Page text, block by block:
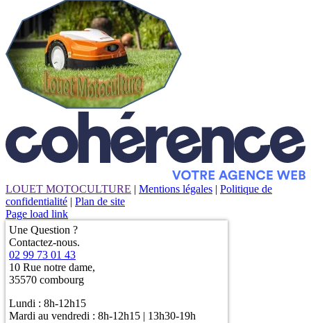
LOUET MOTOCULTURE | Mentions légales | Politique de
confidentialité | Plan de site
Page load link
Une Question ?
Contactez-nous.
02 99 73 01 43
10 Rue notre dame,
35570 combourg
Lundi : 8h-12h15
Mardi au vendredi : 8h-12h15 | 13h30-19h